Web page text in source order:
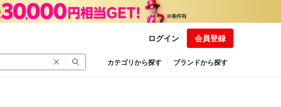
ログイン 会員登録
カテゴリから探す ブランドから探す